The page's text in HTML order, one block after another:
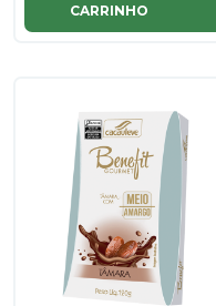
CARRINHO